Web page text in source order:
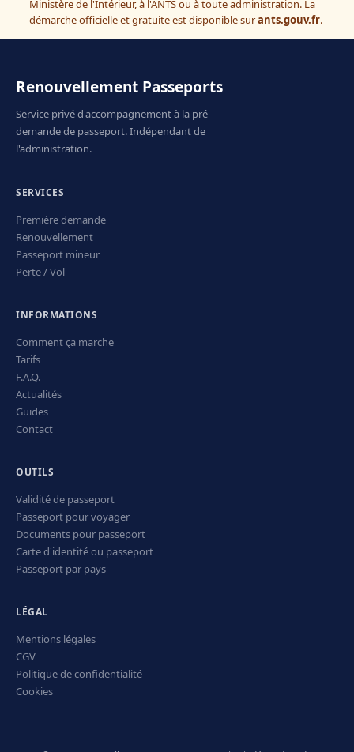
Ministère de l'Intérieur, à l'ANTS ou à toute administration. La
démarche officielle et gratuite est disponible surants.gouv.fr.
Renouvellement Passeports
Service privé d'accompagnement à la pré-
demande de passeport. Indépendant de
l'administration.
SERVICES
Première demande
Renouvellement
Passeport mineur
Perte / Vol
INFORMATIONS
Comment ça marche
Tarifs
F.A.Q.
Actualités
Guides
Contact
OUTILS
Validité de passeport
Passeport pour voyager
Documents pour passeport
Carte d'identité ou passeport
Passeport par pays
LÉGAL
Mentions légales
CGV
Politique de confidentialité
Cookies